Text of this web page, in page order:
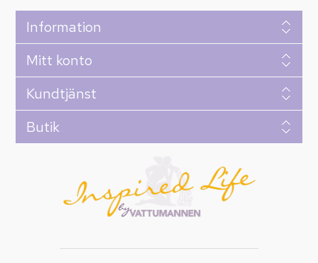
Information
Mitt konto
Kundtjänst
Butik